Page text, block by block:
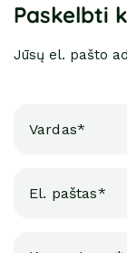
Paskelbti
Jūsų el. pašto